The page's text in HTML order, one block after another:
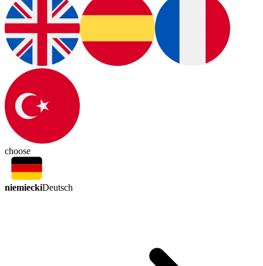
choose
niemieckiDeutsch